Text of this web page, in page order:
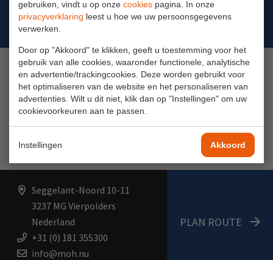
gebruiken, vindt u op onze cookies pagina. In onze
privacyverklaring leest u hoe we uw persoonsgegevens
verwerken.
Door op "Akkoord" te klikken, geeft u toestemming voor het
gebruik van alle cookies, waaronder functionele, analytische
en advertentie/trackingcookies. Deze worden gebruikt voor
het optimaliseren van de website en het personaliseren van
advertenties. Wilt u dit niet, klik dan op "Instellingen" om uw
cookievoorkeuren aan te passen.
Instellingen Akkoord
open sollicitatie naarsolliciteren@moh.nut.a.v.
personeelszaken, Ingrid Slootjes.
Seggelant-Noord 10-11, 3237 MG Vierpolders
Seggelant-Noord 10-11
3237 MG Vierpolders
Nederland
+31 (0) 181 355300
info@moh.nu
PLAN ROUTE